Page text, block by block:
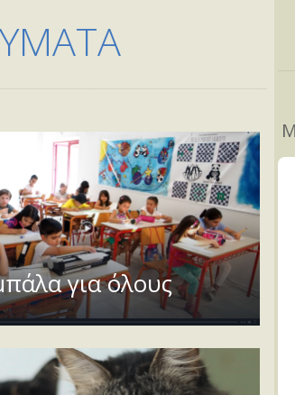
για όλους